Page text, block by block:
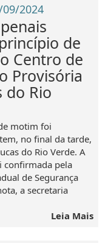
2024
de
Centro de
Provisória
do Rio
motim foi
no final da tarde,
do Rio Verde. A
confirmada pela
de Segurança
a secretaria
Leia Mais